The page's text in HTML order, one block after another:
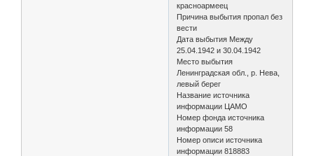
красноармеец
Причина выбытия пропал без
вести
Дата выбытия Между
25.04.1942 и 30.04.1942
Место выбытия
Ленинградская обл., р. Нева,
левый берег
Название источника
информации ЦАМО
Номер фонда источника
информации 58
Номер описи источника
информации 818883